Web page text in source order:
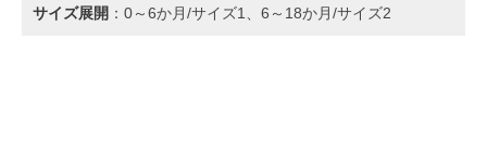
サイズ展開 ：0～6か月/サイズ1、6～18か月/サイズ2